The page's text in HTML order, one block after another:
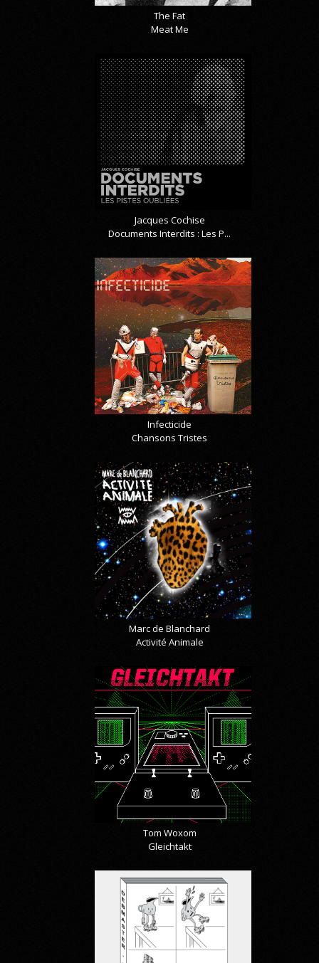
The Fat
Meat Me
Jacques Cochise
Documents Interdits : Les P...
Infecticide
Chansons Tristes
Marc de Blanchard
Activité Animale
Tom Woxom
Gleichtakt